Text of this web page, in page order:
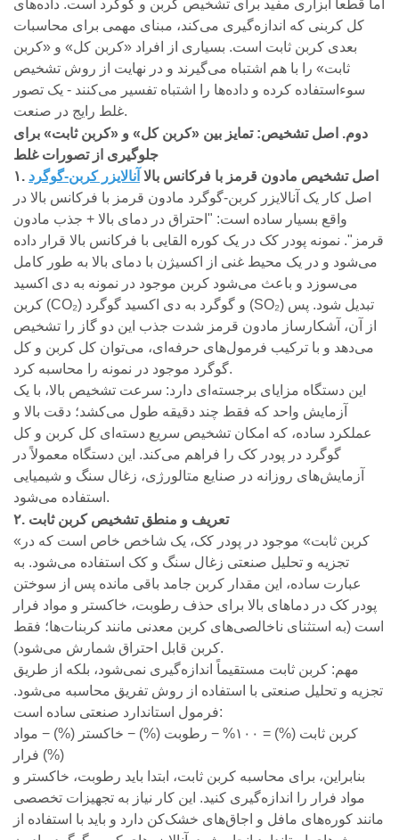
اما قطعاً ابزاری مفید برای تشخیص کربن و گوگرد است. داده‌های
کل کربنی که اندازه‌گیری می‌کند، مبنای مهمی برای محاسبات
بعدی کربن ثابت است. بسیاری از افراد «کربن کل» و «کربن
ثابت» را با هم اشتباه می‌گیرند و در نهایت از روش تشخیص
سوءاستفاده کرده و داده‌ها را اشتباه تفسیر می‌کنند - یک تصور
غلط رایج در صنعت.
دوم. اصل تشخیص: تمایز بین «کربن کل» و «کربن ثابت» برای
جلوگیری از تصورات غلط
۱. اصل تشخیص مادون قرمز با فرکانس بالا آنالایزر کربن-گوگرد
اصل کار یک آنالایزر کربن-گوگرد مادون قرمز با فرکانس بالا در
واقع بسیار ساده است: "احتراق در دمای بالا + جذب مادون
قرمز". نمونه پودر کک در یک کوره القایی با فرکانس بالا قرار داده
می‌شود و در یک محیط غنی از اکسیژن با دمای بالا به طور کامل
می‌سوزد و باعث می‌شود کربن موجود در نمونه به دی اکسید
کربن (CO₂) و گوگرد به دی اکسید گوگرد (SO₂) تبدیل شود. پس
از آن، آشکارساز مادون قرمز شدت جذب این دو گاز را تشخیص
می‌دهد و با ترکیب فرمول‌های حرفه‌ای، می‌توان کل کربن و کل
گوگرد موجود در نمونه را محاسبه کرد.
این دستگاه مزایای برجسته‌ای دارد: سرعت تشخیص بالا، با یک
آزمایش واحد که فقط چند دقیقه طول می‌کشد؛ دقت بالا و
عملکرد ساده، که امکان تشخیص سریع دسته‌ای کل کربن و کل
گوگرد در پودر کک را فراهم می‌کند. این دستگاه معمولاً در
آزمایش‌های روزانه در صنایع متالورژی، زغال سنگ و شیمیایی
استفاده می‌شود.
۲. تعریف و منطق تشخیص کربن ثابت
«کربن ثابت» موجود در پودر کک، یک شاخص خاص است که در
تجزیه و تحلیل صنعتی زغال سنگ و کک استفاده می‌شود. به
عبارت ساده، این مقدار کربن جامد باقی مانده پس از سوختن
پودر کک در دماهای بالا برای حذف رطوبت، خاکستر و مواد فرار
است (به استثنای ناخالصی‌های کربن معدنی مانند کربنات‌ها؛ فقط
کربن قابل احتراق شمارش می‌شود).
مهم: کربن ثابت مستقیماً اندازه‌گیری نمی‌شود، بلکه از طریق
تجزیه و تحلیل صنعتی با استفاده از روش تفریق محاسبه می‌شود.
فرمول استاندارد صنعتی ساده است:
کربن ثابت (%) = ۱۰۰% − رطوبت (%) − خاکستر (%) − مواد
فرار (%)
بنابراین، برای محاسبه کربن ثابت، ابتدا باید رطوبت، خاکستر و
مواد فرار را اندازه‌گیری کنید. این کار نیاز به تجهیزات تخصصی
مانند کوره‌های مافل و اجاق‌های خشک‌کن دارد و باید با استفاده از